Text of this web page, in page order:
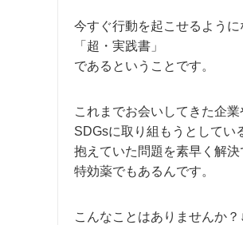
今すぐ行動を起こせるように
「超・実践書」
であるということです。
これまでお会いしてきた企
SDGsに取り組もうとしてい
抱えていた問題を素早く解決
特効薬でもあるんです。
こんなことはありませんか？